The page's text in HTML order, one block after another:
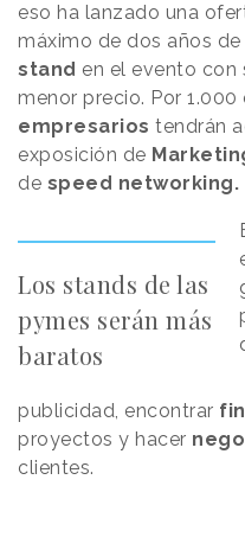
eso ha lanzado una
máximo de dos años
stand en el evento con
menor precio. Por 1.000
empresarios tendrán
exposición de
de speed networking.
Los stands de las
pymes serán más
baratos
publicidad, encontrar
proyectos y hacer
clientes.